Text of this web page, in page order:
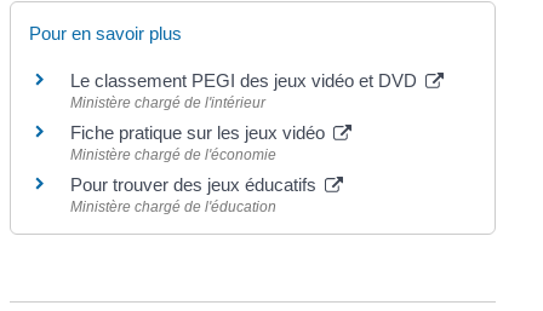
Pour en savoir plus
Le classement PEGI des jeux vidéo et DVD
Ministère chargé de l'intérieur
Fiche pratique sur les jeux vidéo
Ministère chargé de l'économie
Pour trouver des jeux éducatifs
Ministère chargé de l'éducation